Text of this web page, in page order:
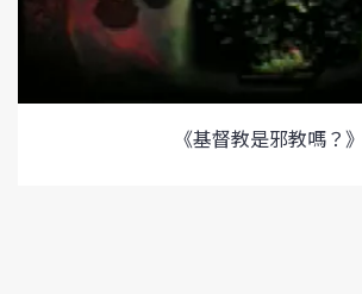
《基督教是邪教嗎？》